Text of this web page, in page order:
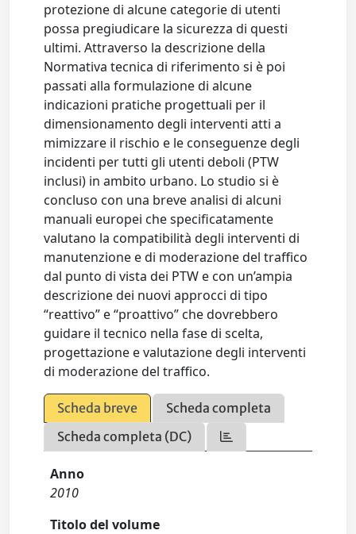
protezione di alcune categorie di utenti
possa pregiudicare la sicurezza di questi
ultimi. Attraverso la descrizione della
Normativa tecnica di riferimento si è poi
passati alla formulazione di alcune
indicazioni pratiche progettuali per il
dimensionamento degli interventi atti a
mimizzare il rischio e le conseguenze degli
incidenti per tutti gli utenti deboli (PTW
inclusi) in ambito urbano. Lo studio si è
concluso con una breve analisi di alcuni
manuali europei che specificatamente
valutano la compatibilità degli interventi di
manutenzione e di moderazione del traffico
dal punto di vista dei PTW e con un’ampia
descrizione dei nuovi approcci di tipo
“reattivo” e “proattivo” che dovrebbero
guidare il tecnico nella fase di scelta,
progettazione e valutazione degli interventi
di moderazione del traffico.
Scheda breve
Scheda completa
Scheda completa (DC)
Anno
2010
Titolo del volume